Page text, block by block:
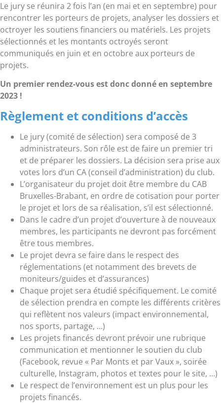
Le jury se réunira 2 fois l’an (en mai et en septembre) pour
rencontrer les porteurs de projets, analyser les dossiers et
octroyer les soutiens financiers ou matériels. Les projets
sélectionnés et les montants octroyés seront
communiqués en juin et en octobre aux porteurs de
projets.
Un premier rendez-vous est donc donné en septembre
2023 !
Règlement et conditions d’accès
Le jury (comité de sélection) sera composé de 3
administrateurs. Son rôle est de faire un premier tri
et de préparer les dossiers. La décision sera prise aux
votes lors d’un CA (conseil d’administration) du club.
L’organisateur du projet doit être membre du CAB
Bruxelles-Brabant, en ordre de cotisation pour porter
le projet et lors de sa réalisation, s’il est sélectionné.
Dans le cadre d’un projet d’ouverture à de nouveaux
membres, les participants ne devront pas forcément
être tous membres.
Le projet devra se faire dans le respect des
réglementations (et notamment des brevets de
moniteurs/guides et d’assurances)
Chaque projet sera étudié spécifiquement. Le comité
de sélection prendra en compte les différents critères
qui reflètent nos valeurs (impact environnemental,
nos sports, partage, …)
Les projets financés devront prévoir une rubrique
communication et mentionner le soutien du club
(Facebook, revue « Par Monts et par Vaux », soirée
culturelle, Instagram, photos et textes pour le site, …)
Le respect de l’environnement est un plus pour les
projets financés.